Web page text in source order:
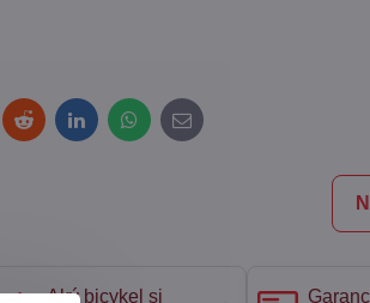
RedditLinkedInWhatsApp
E-
mail
Aký bicykel si